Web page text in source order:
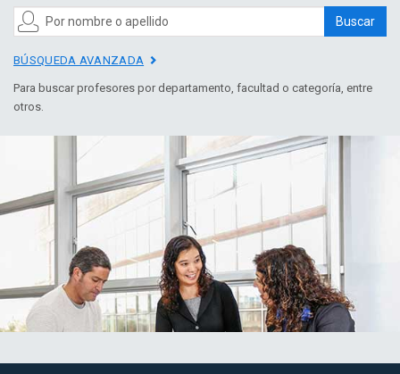
Buscar
BÚSQUEDA AVANZADA
Para buscar profesores por departamento, facultad o categoría, entre
otros.